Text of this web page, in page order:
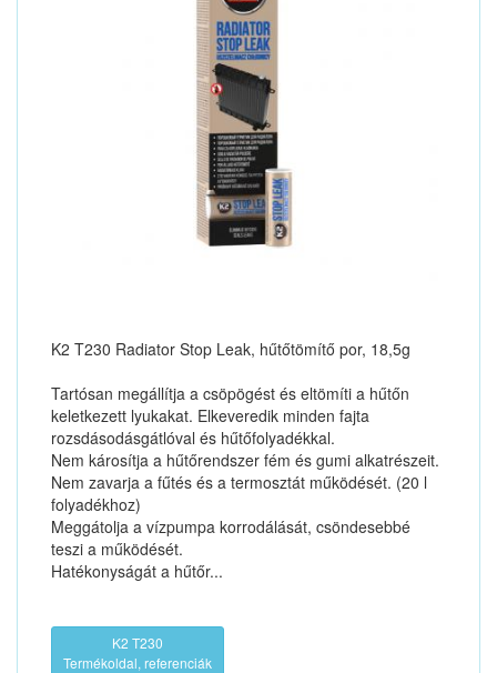
K2 T230 Radiator Stop Leak, hűtőtömítő por, 18,5g
Tartósan megállítja a csöpögést és eltömíti a hűtőn
keletkezett lyukakat. Elkeveredik minden fajta
rozsdásodásgátlóval és hűtőfolyadékkal.
Nem károsítja a hűtőrendszer fém és gumi alkatrészeit.
Nem zavarja a fűtés és a termosztát működését. (20 l
folyadékhoz)
Meggátolja a vízpumpa korrodálását, csöndesebbé
teszi a működését.
Hatékonyságát a hűtőr...
K2 T230
Termékoldal, referenciák